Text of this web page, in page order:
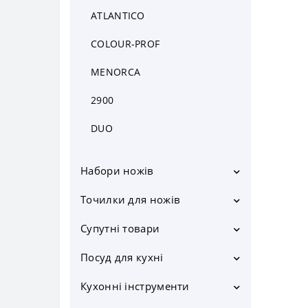
ATLANTICO
COLOUR-PROF
MENORCA
2900
DUO
Набори ножів
Точилки для ножів
ножів
Механічні точилки для ножів
Супутні товари
Посуд для кухні
Кухонні інструменти